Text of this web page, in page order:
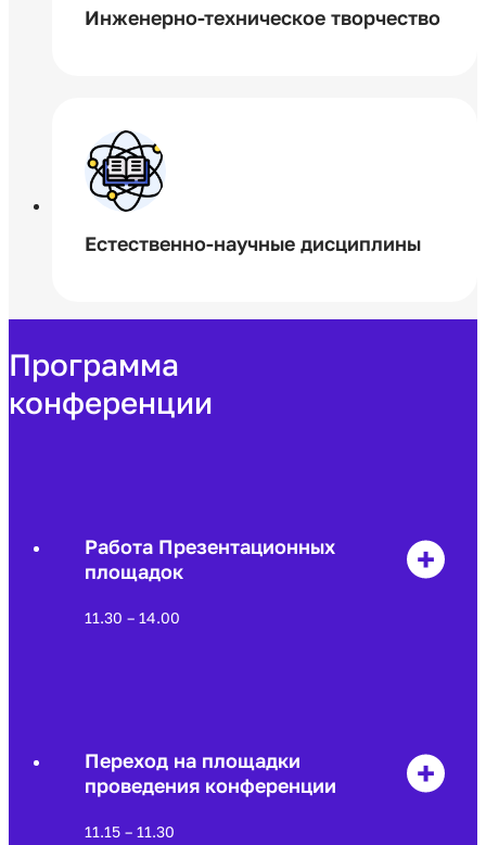
Инженерно-техническое творчество
Естественно-научные дисциплины
Программа
конференции
Работа Презентационных
площадок
11.30 – 14.00
Переход на площадки
проведения конференции
11.15 – 11.30